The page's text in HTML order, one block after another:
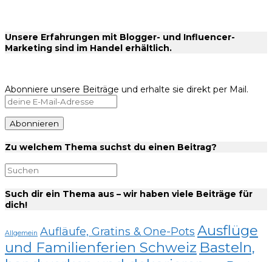
Unsere Erfahrungen mit Blogger- und Influencer-
Marketing sind im Handel erhältlich.
Abonniere unsere Beiträge und erhalte sie direkt per Mail.
Zu welchem Thema suchst du einen Beitrag?
Such dir ein Thema aus – wir haben viele Beiträge für
dich!
Allgemein Aufläufe, Gratins & One-Pots Ausflüge
und Familienferien Schweiz Basteln,